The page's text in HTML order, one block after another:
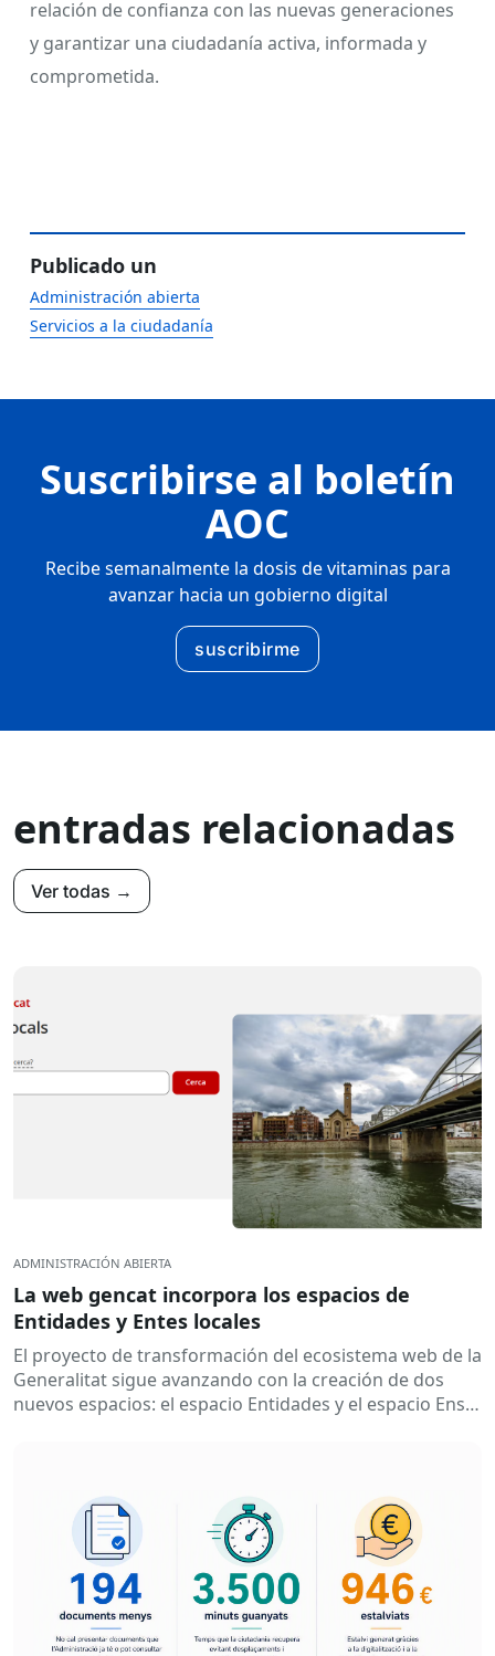
relación de confianza con las nuevas generaciones
y garantizar una ciudadanía activa, informada y
comprometida.
Publicado un
Administración abierta
Servicios a la ciudadanía
Suscribirse al boletín
AOC
Recibe semanalmente la dosis de vitaminas para
avanzar hacia un gobierno digital
suscribirme
entradas relacionadas
Ver todas →
ADMINISTRACIÓN ABIERTA
La web gencat incorpora los espacios de
Entidades y Entes locales
El proyecto de transformación del ecosistema web de la
Generalitat sigue avanzando con la creación de dos
nuevos espacios: el espacio Entidades y el espacio Ens